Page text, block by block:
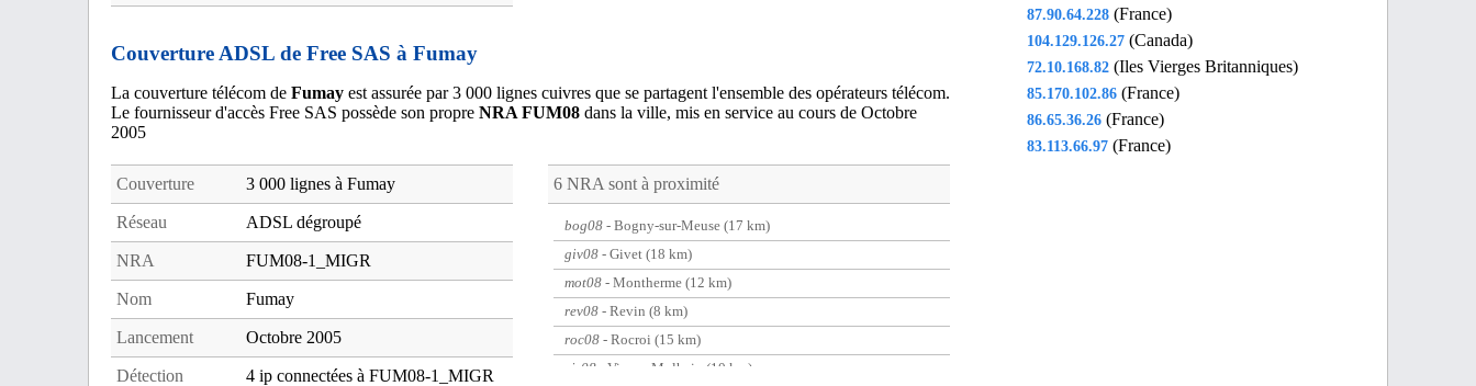
Couverture ADSL de Free SAS à Fumay
La couverture télécom de Fumay est assurée par 3 000 lignes cuivres que se partagent l'ensemble des opérateurs télécom.
Le fournisseur d'accès Free SAS possède son propre NRA FUM08 dans la ville, mis en service au cours de Octobre
2005
Couverture 3 000 lignes à Fumay
Réseau ADSL dégroupé
NRA FUM08-1_MIGR
Nom Fumay
Lancement Octobre 2005
Détection 4 ip connectées à FUM08-1_MIGR
6 NRA sont à proximité
bog08 - Bogny-sur-Meuse (17 km)
giv08 - Givet (18 km)
mot08 - Montherme (12 km)
rev08 - Revin (8 km)
roc08 - Rocroi (15 km)
vir08 - Vireux-Molhain (10 km)
87.90.64.228 (France)
104.129.126.27 (Canada)
72.10.168.82 (Iles Vierges Britanniques)
85.170.102.86 (France)
86.65.36.26 (France)
83.113.66.97 (France)